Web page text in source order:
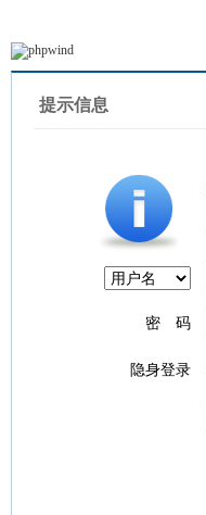
提示信息
密 码
隐身登录